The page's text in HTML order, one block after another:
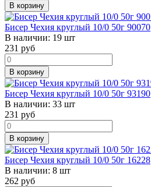
В корзину
Бисер Чехия круглый 10/0 50г 90070
В наличии: 19 шт
231 руб
В корзину
Бисер Чехия круглый 10/0 50г 93190
В наличии: 33 шт
231 руб
В корзину
Бисер Чехия круглый 10/0 50г 16228
В наличии: 8 шт
262 руб